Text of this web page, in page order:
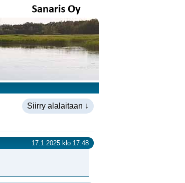
Siirry alalaitaan ↓
17.1.2025 klo 17:48